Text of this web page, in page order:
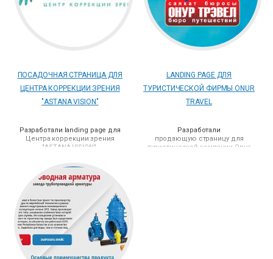
ПОСАДОЧНАЯ СТРАНИЦА ДЛЯ
ЦЕНТРА КОРРЕКЦИИ ЗРЕНИЯ
"ASTANA VISION"
Разработали landing page для
Центра коррекции зрения
"ASTANA VISION".
LANDING PAGE ДЛЯ
ТУРИСТИЧЕСКОЙ ФИРМЫ ONUR
TRAVEL
Разработали
продающую страницу для
туристической компании Onur